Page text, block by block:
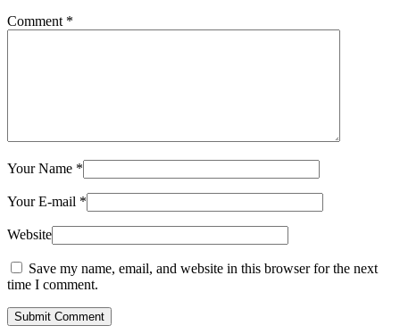
Comment *
Your Name *
Your E-mail *
Website
Save my name, email, and website in this browser for the next
time I comment.
Submit Comment